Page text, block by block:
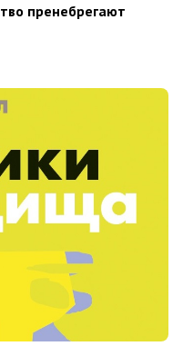
пренебрегают